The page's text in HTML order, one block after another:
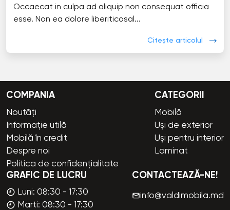
Occaecat in culpa ad aliquip non consequat officia
esse. Non ea dolore liberiticosal...
Citește articolul
COMPANIA
Noutăți
Informație utilă
Mobilă în credit
Despre noi
Politica de confidențialitate
CATEGORII
Mobilă
Uși de exterior
Uși pentru interior
Laminat
GRAFIC DE LUCRU
Luni: 08:30 - 17:30
Marti: 08:30 - 17:30
CONTACTEAZĂ-NE!
info@valdimobila.md